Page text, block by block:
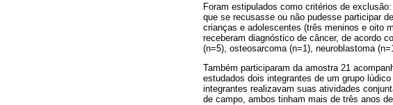
Foram estipulados como critérios de
que se recusasse ou não pudesse participar
crianças e adolescentes (três meninos e oito
receberam diagnóstico de câncer, de acordo
(n=5), osteosarcoma (n=1), neuroblastoma
Também participaram da amostra 21
estudados dois integrantes de um grupo
integrantes realizavam suas atividades
de campo, ambos tinham mais de três anos